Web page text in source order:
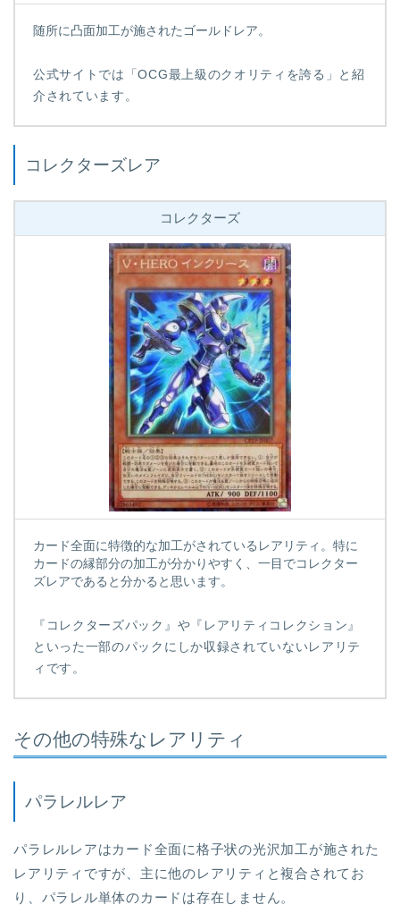
随所に凸面加工が施されたゴールドレア。
公式サイトでは「OCG最上級のクオリティを誇る」と紹
介されています。
コレクターズレア
コレクターズ
カード全面に特徴的な加工がされているレアリティ。特に
カードの縁部分の加工が分かりやすく、一目でコレクター
ズレアであると分かると思います。
『コレクターズパック』や『レアリティコレクション』
といった一部のパックにしか収録されていないレアリテ
ィです。
その他の特殊なレアリティ
パラレルレア
パラレルレアはカード全面に格子状の光沢加工が施された
レアリティですが、主に他のレアリティと複合されてお
り、パラレル単体のカードは存在しません。